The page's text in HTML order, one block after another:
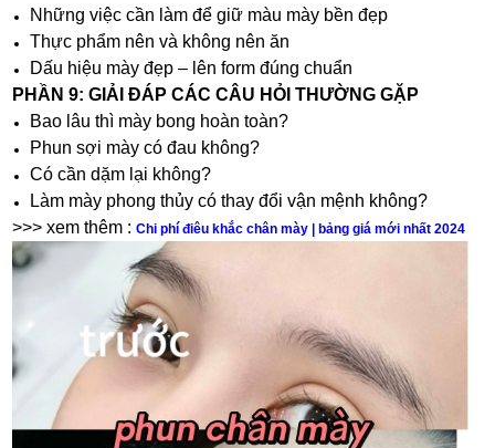
Những việc cần làm để giữ màu mày bền đẹp
Thực phẩm nên và không nên ăn
Dấu hiệu mày đẹp – lên form đúng chuẩn
PHẦN 9: GIẢI ĐÁP CÁC CÂU HỎI THƯỜNG GẶP
Bao lâu thì mày bong hoàn toàn?
Phun sợi mày có đau không?
Có cần dặm lại không?
Làm mày phong thủy có thay đổi vận mệnh không?
​>>> xem thêm :Chi phí điêu khắc chân mày | bảng giá mới nhất 2024